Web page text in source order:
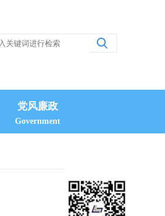
党风廉政
Government